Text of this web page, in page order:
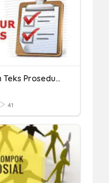
Penilaian Harian Teks Prosedur Kompleks
41